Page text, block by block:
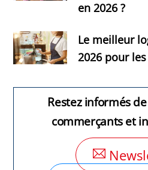
en 2026 ?
Le meilleur
2026 pour
Restez informés
commerçants et